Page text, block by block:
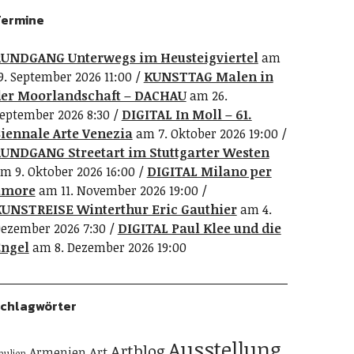
Unterwegs im Heusteigviertelam
September 2026 11:00
KUNSTTAG Malen in
Moorlandschaft – DACHAUam 26.
2026 8:30
DIGITAL In Moll – 61.
Arte Veneziaam 7. Oktober 2026 19:00
Streetart im Stuttgarter Westen
9. Oktober 2026 16:00
DIGITAL Milano per
am 11. November 2026 19:00
Winterthur Eric Gauthieram 4.
2026 7:30
DIGITAL Paul Klee und die
am 8. Dezember 2026 19:00